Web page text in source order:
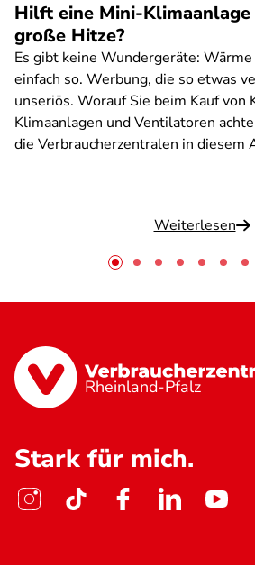
Hilft eine Mini-Klimaanlage
große Hitze?
Es gibt keine Wundergeräte:
einfach so. Werbung, die so etwas
unseriös. Worauf Sie beim Kauf von
Klimaanlagen und Ventilatoren
die Verbraucherzentralen in diesem
Weiterlesen
Rheinland-Pfalz
Stark für mich.